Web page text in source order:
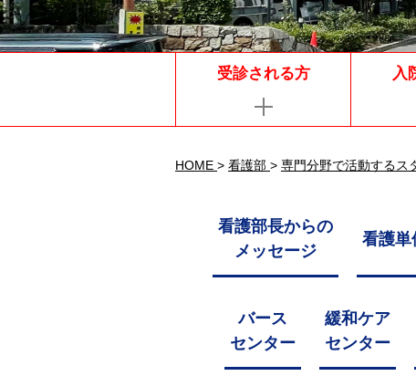
受診される方 入
HOME > 看護部 > 専門分野で活動するス
看護部長からの
メッセージ
看護単
バース
センター
緩和ケア
センター